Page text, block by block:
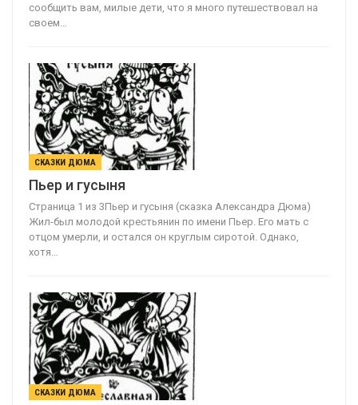
сообщить вам, милые дети, что я много путешествовал на
своем…
СКАЗКИ ДЮМА
Пьер и гусыня
Страница 1 из 3Пьер и гусыня (сказка Александра Дюма)
Жил-был молодой крестьянин по имени Пьер. Его мать с
отцом умерли, и остался он круглым сиротой. Однако,
хотя…
СКАЗКИ ДЮМА